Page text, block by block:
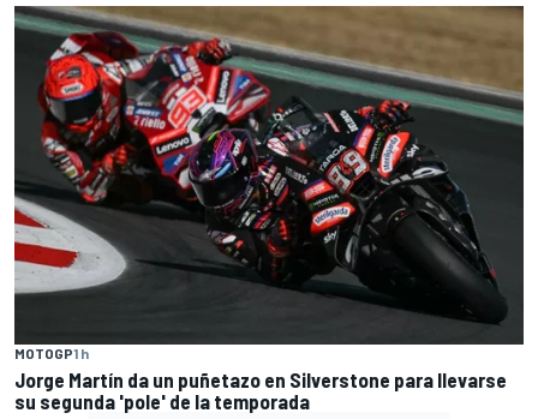
MOTOGP1 h
Jorge Martín da un puñetazo en Silverstone para llevarse
su segunda 'pole' de la temporada